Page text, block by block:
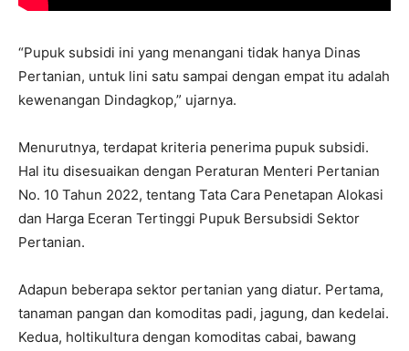
“Pupuk subsidi ini yang menangani tidak hanya Dinas
Pertanian, untuk lini satu sampai dengan empat itu adalah
kewenangan Dindagkop,” ujarnya.
Menurutnya, terdapat kriteria penerima pupuk subsidi.
Hal itu disesuaikan dengan Peraturan Menteri Pertanian
No. 10 Tahun 2022, tentang Tata Cara Penetapan Alokasi
dan Harga Eceran Tertinggi Pupuk Bersubsidi Sektor
Pertanian.
Adapun beberapa sektor pertanian yang diatur. Pertama,
tanaman pangan dan komoditas padi, jagung, dan kedelai.
Kedua, holtikultura dengan komoditas cabai, bawang